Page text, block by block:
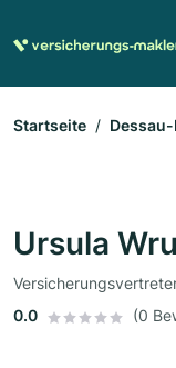
Startseite
Ursula
0.0
(0